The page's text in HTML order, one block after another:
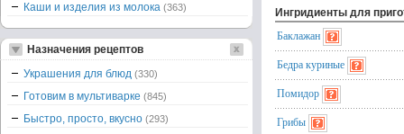
Ингридиенты для
Баклажан
Бедра куриные
Помидор
Грибы
Каши и изделия из молока (363)
Назначения рецептов
Украшения для блюд (330)
Готовим в мультиварке (845)
Быстро, просто, вкусно (293)